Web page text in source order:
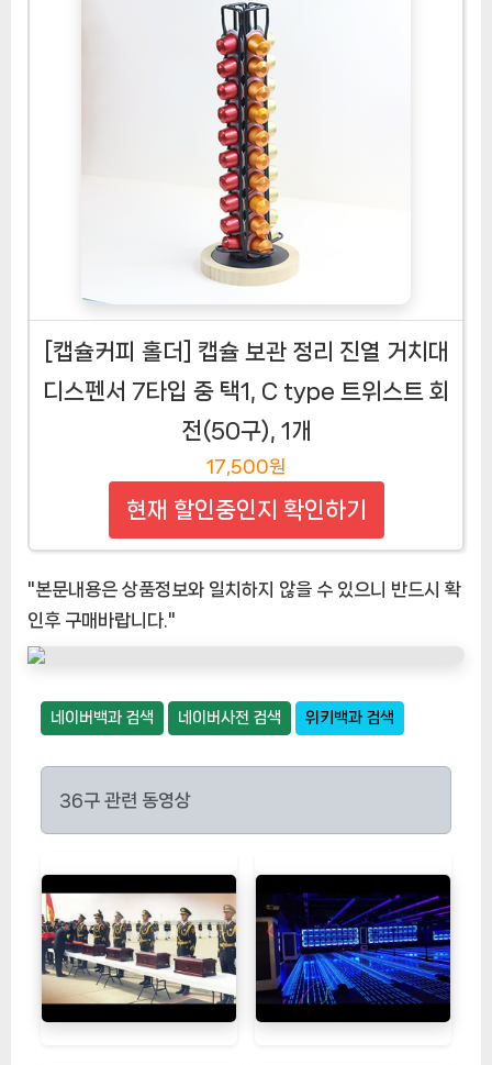
[캡슐커피 홀더] 캡슐 보관 정리 진열 거치대
디스펜서 7타입 중 택1, C type 트위스트 회
전(50구), 1개
17,500원
현재 할인중인지 확인하기
"본문내용은 상품정보와 일치하지 않을 수 있으니 반드시 확
인후 구매바랍니다."
네이버백과 검색 네이버사전 검색 위키백과 검색
36구 관련 동영상